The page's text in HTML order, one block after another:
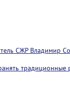
СЖР Владимир
традиционные